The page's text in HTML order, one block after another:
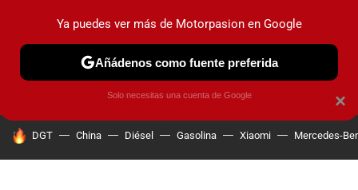
PRUEBAS COCHES ELÉCTRICOS OBSERVATORIO
HOY SE HABLA DE
DGT China Diésel Gasolina Xiaomi Mercedes-
×
Ya puedes ver más de Motorpasion en Google
Añádenos como fuente preferida
Solo necesitas una cuenta de Google